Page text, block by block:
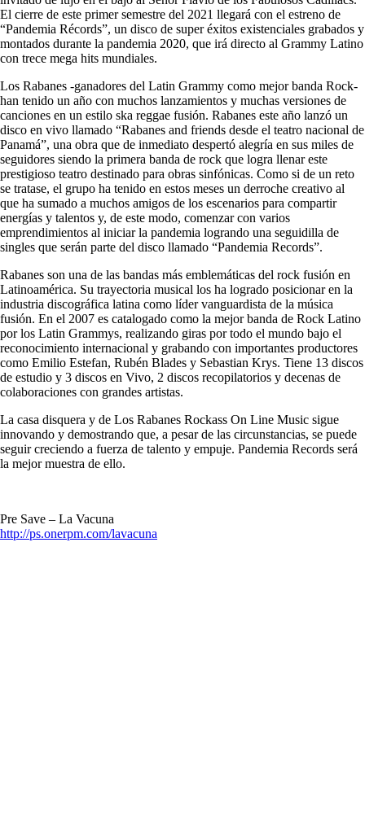
El cierre de este primer semestre del 2021 llegará con el estreno de
“Pandemia Récords”, un disco de super éxitos existenciales grabados y
montados durante la pandemia 2020, que irá directo al Grammy Latino
con trece mega hits mundiales.
Los Rabanes -ganadores del Latin Grammy como mejor banda Rock-
han tenido un año con muchos lanzamientos y muchas versiones de
canciones en un estilo ska reggae fusión. Rabanes este año lanzó un
disco en vivo llamado “Rabanes and friends desde el teatro nacional de
Panamá”, una obra que de inmediato despertó alegría en sus miles de
seguidores siendo la primera banda de rock que logra llenar este
prestigioso teatro destinado para obras sinfónicas. Como si de un reto
se tratase, el grupo ha tenido en estos meses un derroche creativo al
que ha sumado a muchos amigos de los escenarios para compartir
energías y talentos y, de este modo, comenzar con varios
emprendimientos al iniciar la pandemia logrando una seguidilla de
singles que serán parte del disco llamado “Pandemia Records”.
Rabanes son una de las bandas más emblemáticas del rock fusión en
Latinoamérica. Su trayectoria musical los ha logrado posicionar en la
industria discográfica latina como líder vanguardista de la música
fusión. En el 2007 es catalogado como la mejor banda de Rock Latino
por los Latin Grammys, realizando giras por todo el mundo bajo el
reconocimiento internacional y grabando con importantes productores
como Emilio Estefan, Rubén Blades y Sebastian Krys. Tiene 13 discos
de estudio y 3 discos en Vivo, 2 discos recopilatorios y decenas de
colaboraciones con grandes artistas.
La casa disquera y de Los Rabanes Rockass On Line Music sigue
innovando y demostrando que, a pesar de las circunstancias, se puede
seguir creciendo a fuerza de talento y empuje. Pandemia Records será
la mejor muestra de ello.
Pre Save – La Vacuna
http://ps.onerpm.com/lavacuna